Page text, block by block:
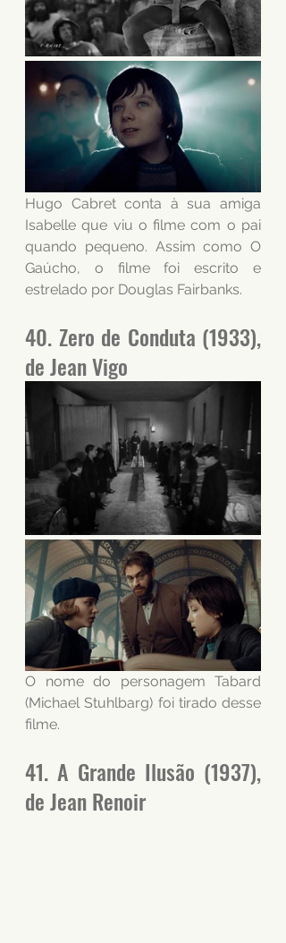
Hugo Cabret conta à sua amiga
Isabelle que viu o filme com o pai
quando pequeno. Assim como O
Gaúcho, o filme foi escrito e
estrelado por Douglas Fairbanks.
40. Zero de Conduta (1933),
de Jean Vigo
O nome do personagem Tabard
(Michael Stuhlbarg) foi tirado desse
filme.
41. A Grande Ilusão (1937),
de Jean Renoir